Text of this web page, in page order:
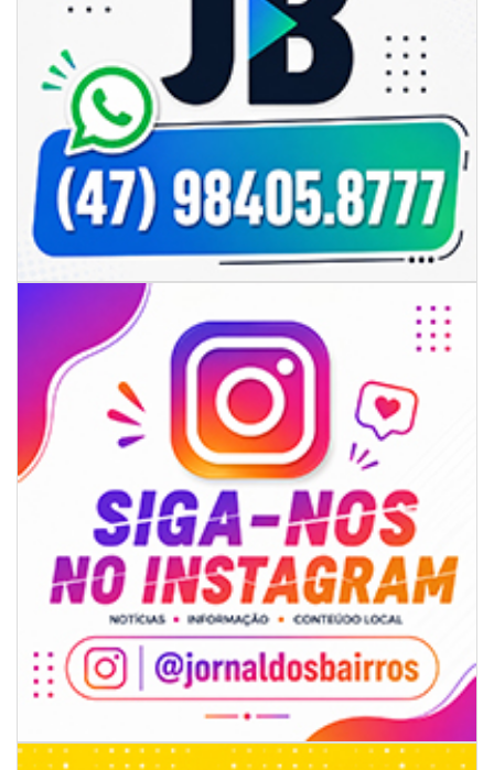
06/08/2026 | 18:18
Programa de IST/Aids e Hepatites Virais faz testagem rápida em frente
ao CIS
GERAL
06/08/2026 | 18:28
Ciclone-bomba se forma sobre o oceano, mas Santa Catarina terá
impactos provocados pela frente fria e pelo vento Sul
ITAPEMA